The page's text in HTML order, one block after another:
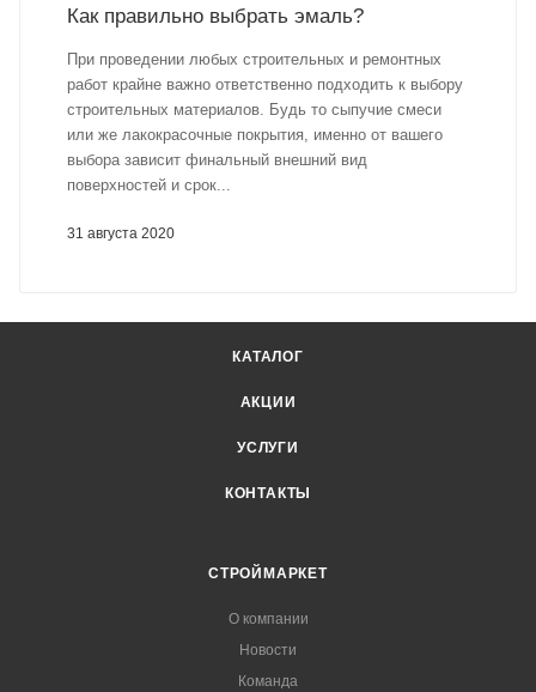
31 августа 2020
Как правильно выбрать эмаль?
При проведении любых строительных и ремонтных
работ крайне важно ответственно подходить к выбору
строительных материалов. Будь то сыпучие смеси
или же лакокрасочные покрытия, именно от вашего
выбора зависит финальный внешний вид
поверхностей и срок...
КАТАЛОГ
АКЦИИ
УСЛУГИ
КОНТАКТЫ
СТРОЙМАРКЕТ
О компании
Новости
Команда